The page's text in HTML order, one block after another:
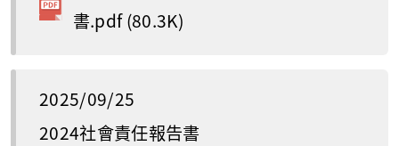
書.pdf(80.3K)
2025/09/25
2024社會責任報告書